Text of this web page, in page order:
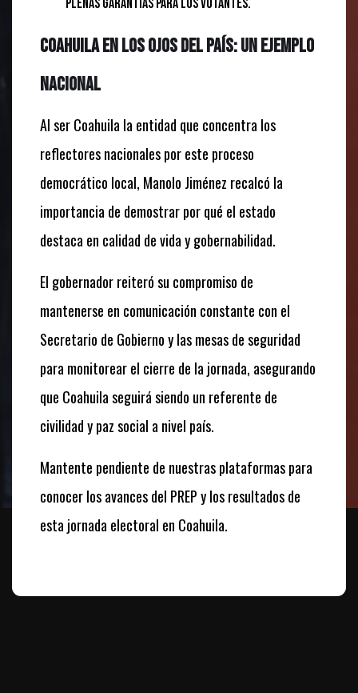
Coahuila en los ojos del país: Un ejemplo
nacional
Al ser Coahuila la entidad que concentra los
reflectores nacionales por este proceso
democrático local, Manolo Jiménez recalcó la
importancia de demostrar por qué el estado
destaca en calidad de vida y gobernabilidad.
El gobernador reiteró su compromiso de
mantenerse en comunicación constante con el
Secretario de Gobierno y las mesas de seguridad
para monitorear el cierre de la jornada, asegurando
que Coahuila seguirá siendo un referente de
civilidad y paz social a nivel país.
Mantente pendiente de nuestras plataformas para
conocer los avances del PREP y los resultados de
esta jornada electoral en Coahuila.